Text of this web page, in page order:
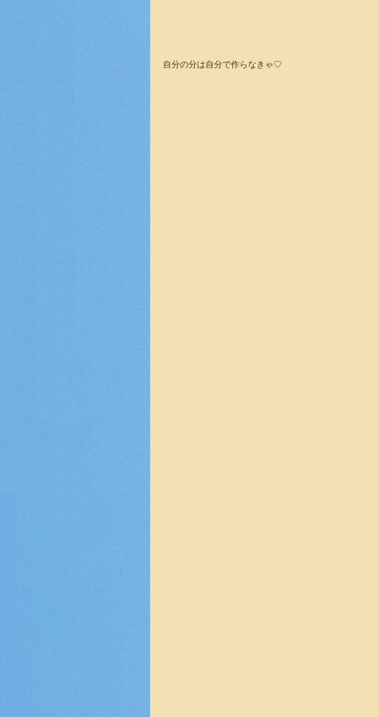
自分の分は自分で作らなきゃ♡